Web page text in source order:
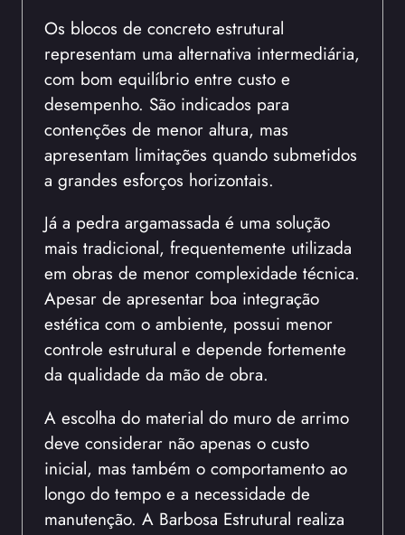
Os blocos de concreto estrutural
representam uma alternativa intermediária,
com bom equilíbrio entre custo e
desempenho. São indicados para
contenções de menor altura, mas
apresentam limitações quando submetidos
a grandes esforços horizontais.
Já a pedra argamassada é uma solução
mais tradicional, frequentemente utilizada
em obras de menor complexidade técnica.
Apesar de apresentar boa integração
estética com o ambiente, possui menor
controle estrutural e depende fortemente
da qualidade da mão de obra.
A escolha do material do muro de arrimo
deve considerar não apenas o custo
inicial, mas também o comportamento ao
longo do tempo e a necessidade de
manutenção. A Barbosa Estrutural realiza